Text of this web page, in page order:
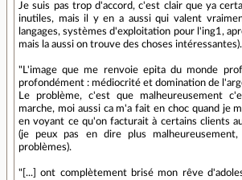
Je suis pas trop d'accord, c'est clair que ya
inutiles, mais il y en a aussi qui valent
langages, systèmes d'exploitation pour l'ing1,
mais la aussi on trouve des choses intéressantes).
"L'image que me renvoie epita du monde
profondément : médiocrité et domination de
Le problème, c'est que malheureusement
marche, moi aussi ca m'a fait en choc quand je
en voyant ce qu'on facturait à certains clients
(je peux pas en dire plus
problèmes).
"[...] ont complètement brisé mon rêve